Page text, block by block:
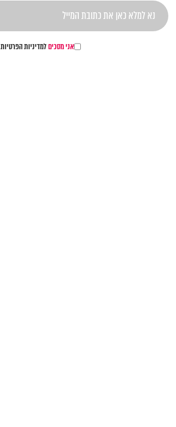
אני מסכיםלמדיניות הפרטיות